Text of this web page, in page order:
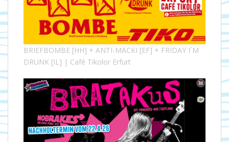
BRIEFBOMBE [HH] + ANTI-MACKI [EF] + FRIDAY I´M
DRUNK [IL] | Café Tikolor Erfurt